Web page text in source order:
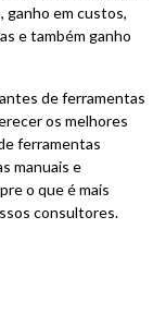
ganho em custos,
e também ganho
de ferramentas
os melhores
ferramentas
manuais e
o que é mais
consultores.